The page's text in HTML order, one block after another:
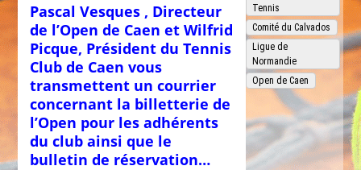
Pascal Vesques , Directeur
de l’Open de Caen et Wilfrid
Picque, Président du Tennis
Club de Caen vous
transmettent un courrier
concernant la billetterie de
l’Open pour les adhérents
du club ainsi que le
bulletin de réservation…
Tennis
Comité du Calvados
Ligue de
Normandie
Open de Caen